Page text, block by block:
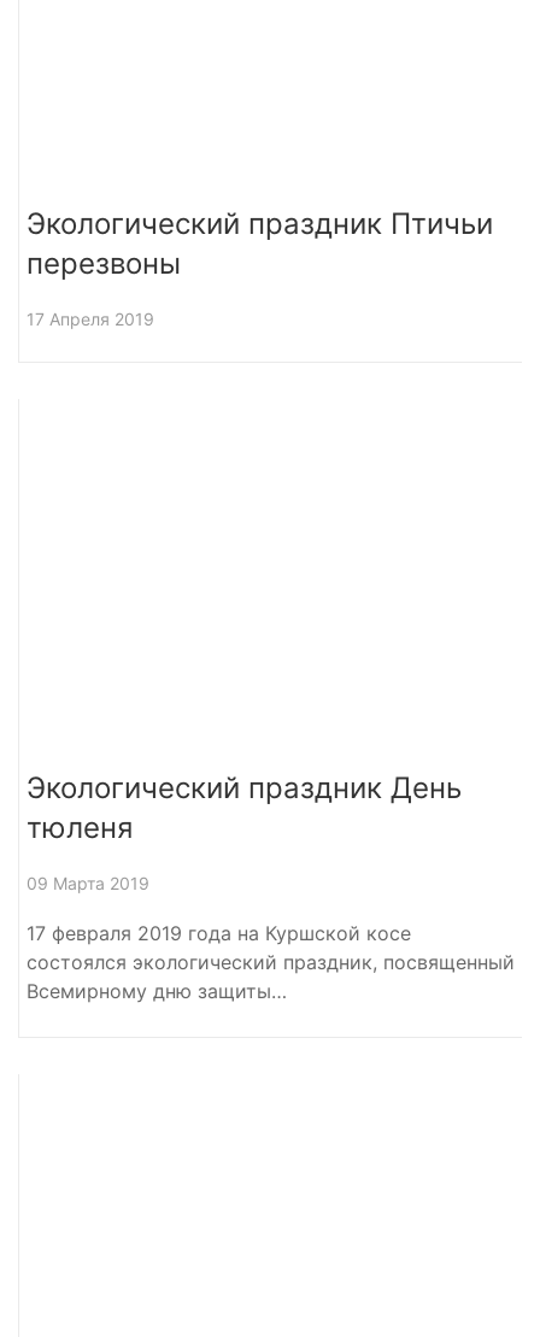
Экологический праздник Птичьи
перезвоны
17 Апреля 2019
Экологический праздник День
тюленя
09 Марта 2019
17 февраля 2019 года на Куршской косе
состоялся экологический праздник, посвященный
Всемирному дню защиты…